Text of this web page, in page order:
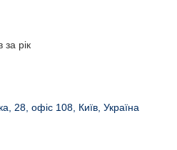
за рік
28, офіс 108, Київ, Україна